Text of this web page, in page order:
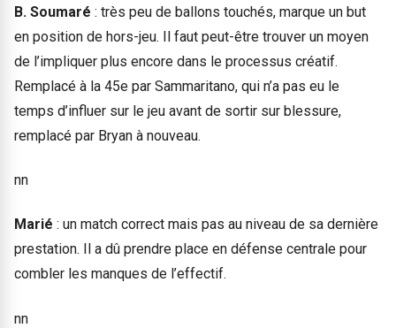
B. Soumaré : très peu de ballons touchés, marque un but
en position de hors-jeu. Il faut peut-être trouver un moyen
de l’impliquer plus encore dans le processus créatif.
Remplacé à la 45e par Sammaritano, qui n’a pas eu le
temps d’influer sur le jeu avant de sortir sur blessure,
remplacé par Bryan à nouveau.
nn
Marié : un match correct mais pas au niveau de sa dernière
prestation. Il a dû prendre place en défense centrale pour
combler les manques de l’effectif.
nn